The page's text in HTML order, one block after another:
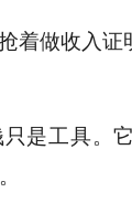
着做收入
是工具。